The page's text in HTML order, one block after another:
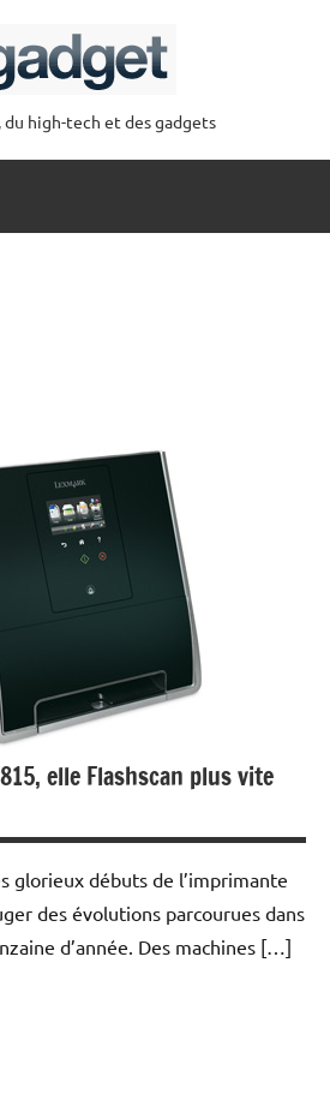
high-tech et des gadgets
elle Flashscan plus vite
glorieux débuts de l’imprimante
des évolutions parcourues dans
d’année. Des machines […]